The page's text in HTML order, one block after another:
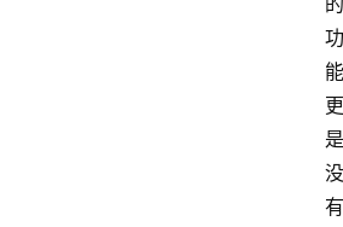
功
能
更
是
没
有